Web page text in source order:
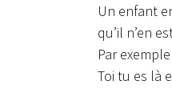
Un enfant
qu’il n’en
Par
Toi tu es là